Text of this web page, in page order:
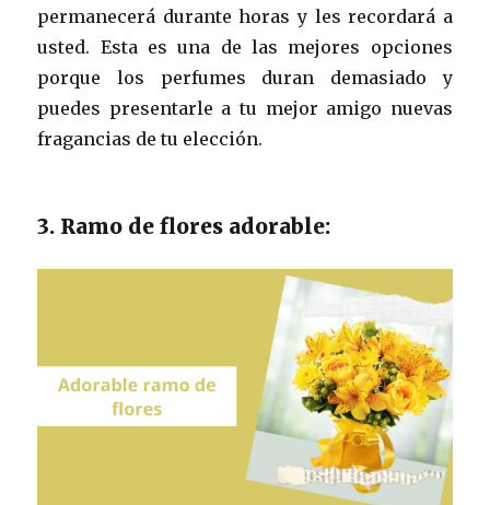
permanecerá durante horas y les recordará a
usted. Esta es una de las mejores opciones
porque los perfumes duran demasiado y
puedes presentarle a tu mejor amigo nuevas
fragancias de tu elección.
3. Ramo de flores adorable: